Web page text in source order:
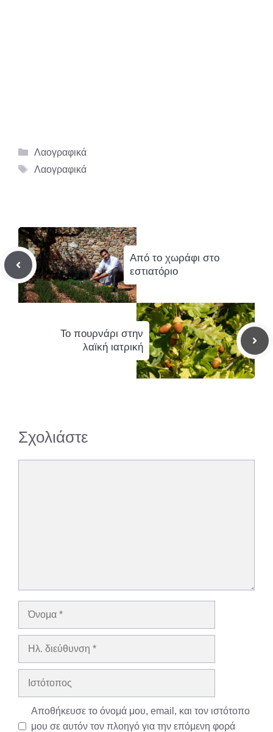
Κατηγορίες
Λαογραφικά
Ετικέτες
Λαογραφικά
Από το χωράφι στο
εστιατόριο
Το πουρνάρι στην
λαϊκή ιατρική
Σχολιάστε
Όνομα
Ηλ.
Ιστότοπος
Αποθήκευσε το όνομά μου, email, και τον ιστότοπο
μου σε αυτόν τον πλοηγό για την επόμενη φορά